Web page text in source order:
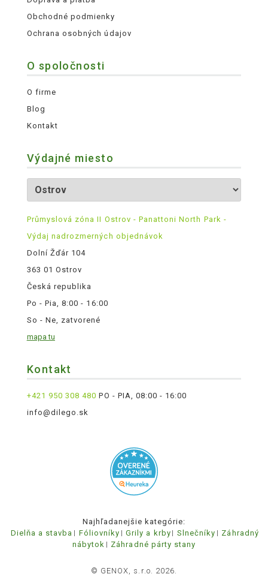
Obchodné podmienky
Ochrana osobných údajov
O spoločnosti
O firme
Blog
Kontakt
Výdajné miesto
Průmyslová zóna II Ostrov - Panattoni North Park -
Výdaj nadrozmerných objednávok
Dolní Žďár 104
363 01 Ostrov
Česká republika
Po - Pia, 8:00 - 16:00
So - Ne, zatvorené
mapa tu
Kontakt
+421 950 308 480 PO - PIA, 08:00 - 16:00
info@dilego.sk
Najhľadanejšie kategórie:
Dielňa a stavba
Fóliovníky Grily a krby Slnečníky
Záhradný
nábytok
Záhradné párty stany
© GENOX, s.r.o. 2026.